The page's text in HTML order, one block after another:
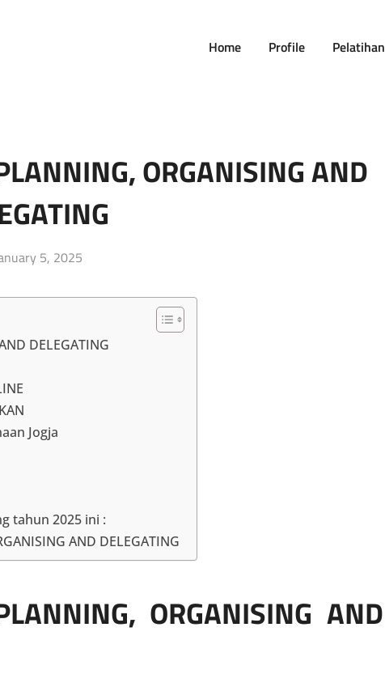
Home Profile Pelatihan
ORGANISING AND
5, 2025
DELEGATING
Jogja
tahun 2025 ini :
AND DELEGATING
ORGANISING AND